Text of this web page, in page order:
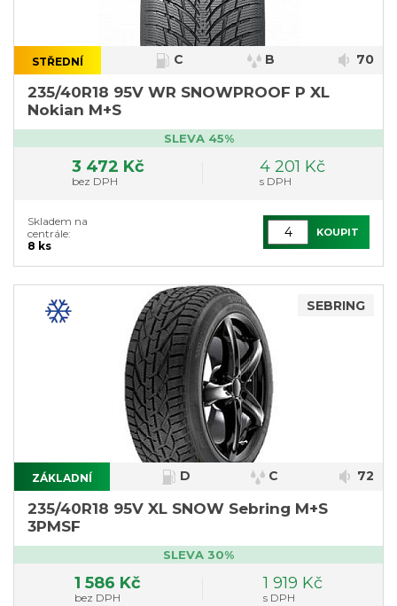
STŘEDNÍ C B 70
235/40R18 95V WR SNOWPROOF P XL
Nokian M+S
SLEVA 45%
3 472 Kč
bez DPH
4 201 Kč
s DPH
Skladem na
centrále:
8 ks
KOUPIT
SEBRING
ZÁKLADNÍ D C 72
235/40R18 95V XL SNOW Sebring M+S
3PMSF
SLEVA 30%
1 586 Kč
bez DPH
1 919 Kč
s DPH